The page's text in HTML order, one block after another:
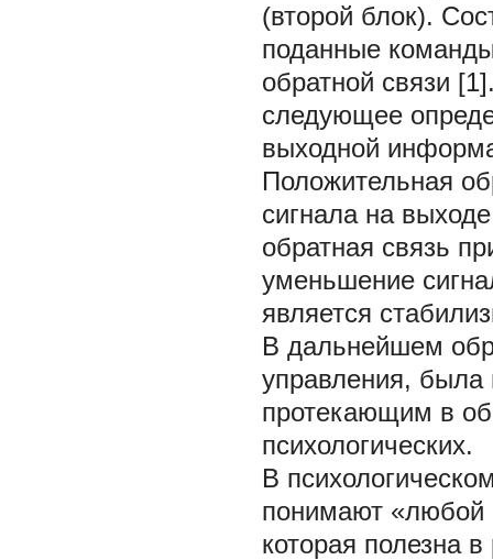
(второй блок).
поданные
обратной связи
следующее
выходной
Положительная
сигнала на
обратная связь
уменьшение
является
В дальнейшем
управления, была
протекающим в
психологических.
В
понимают «любой
которая полезна